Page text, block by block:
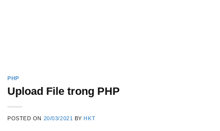
PHP
Upload File trong PHP
POSTED ON 20/03/2021 BY HKT